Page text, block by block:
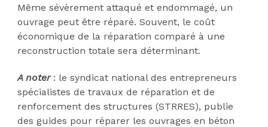
Même sévèrement attaqué et endommagé, un
ouvrage peut être réparé. Souvent, le coût
économique de la réparation comparé à une
reconstruction totale sera déterminant.
A noter : le syndicat national des entrepreneurs
spécialistes de travaux de réparation et de
renforcement des structures (STRRES), publie
des guides pour réparer les ouvrages en béton